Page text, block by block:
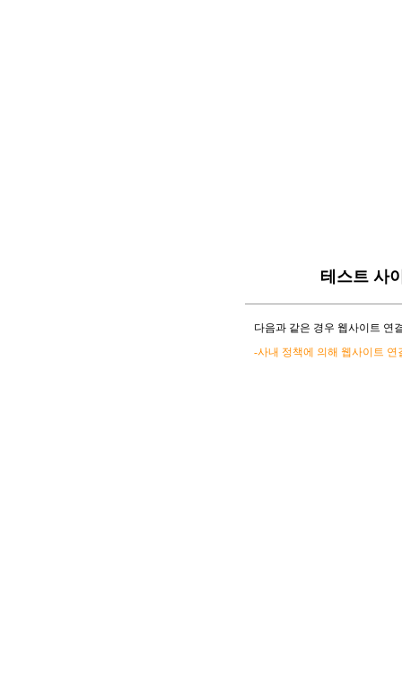
테스트 사
다음과 같은 경우 웹사이트 연
-사내 정책에 의해 웹사이트